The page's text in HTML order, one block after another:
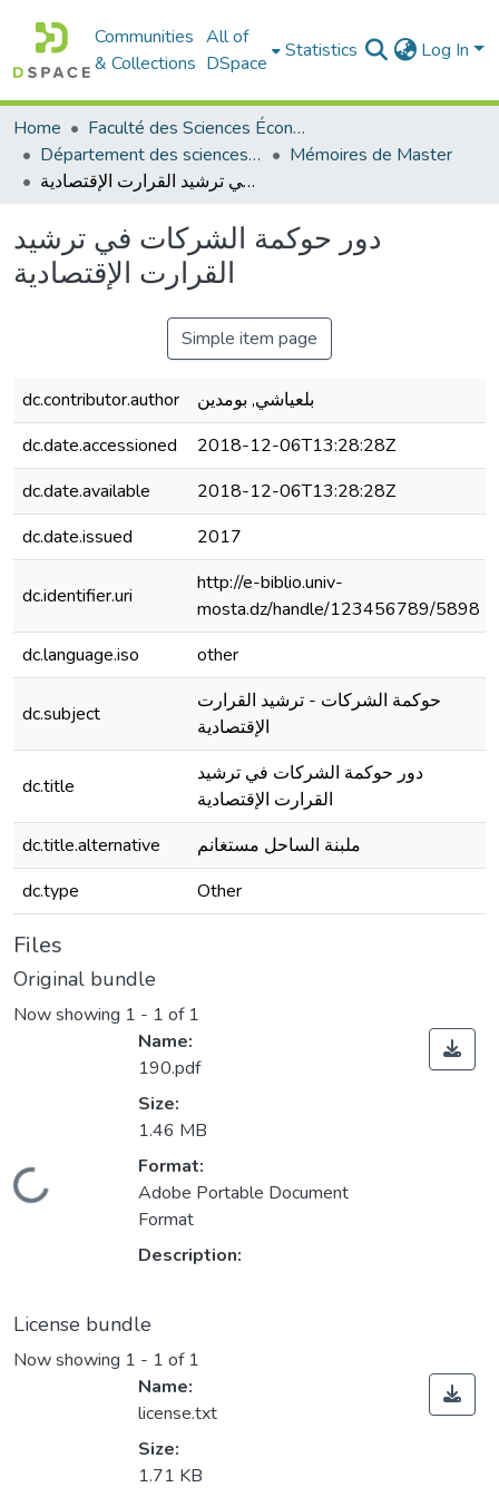
Communities
& Collections
All of
DSpace
Statistics Log In
Home
Faculté des Sciences Économiques Commerciales et des Sciences de Gestion
Département des sciences de gestion
Mémoires de Master
دور حوكمة الشركات في ترشيد القرارت الإقتصادية
دور حوكمة الشركات في ترشيد
القرارت الإقتصادية
Simple item page
dc.contributor.author
بلعياشي, بومدين
dc.date.accessioned
2018-12-06T13:28:28Z
dc.date.available
2018-12-06T13:28:28Z
dc.date.issued
2017
dc.identifier.uri
http://e-biblio.univ-
mosta.dz/handle/123456789/5898
dc.language.iso
other
dc.subject
حوكمة الشركات - ترشيد القرارت
الإقتصادية
dc.title
دور حوكمة الشركات في ترشيد
القرارت الإقتصادية
dc.title.alternative ملبنة الساحل مستغانم
dc.type
Other
Files
Original bundle
Now showing 1 - 1 of 1
Loading...
Name:
190.pdf
Size:
1.46 MB
Format:
Adobe Portable Document
Format
Description:
License bundle
Now showing 1 - 1 of 1
Name:
license.txt
Size:
1.71 KB